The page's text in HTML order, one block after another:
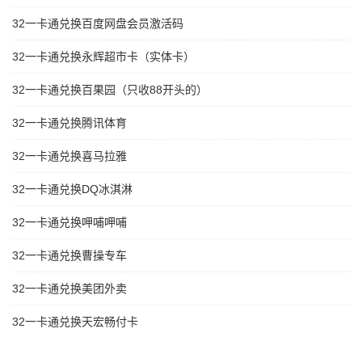
32一卡通兑换百度网盘会员激活码
32一卡通兑换永辉超市卡（实体卡）
32一卡通兑换百果园（只收88开头的）
32一卡通兑换腾讯体育
32一卡通兑换喜马拉雅
32一卡通兑换DQ冰淇淋
32一卡通兑换呷哺呷哺
32一卡通兑换曹操专车
32一卡通兑换美团外卖
32一卡通兑换天宏畅付卡